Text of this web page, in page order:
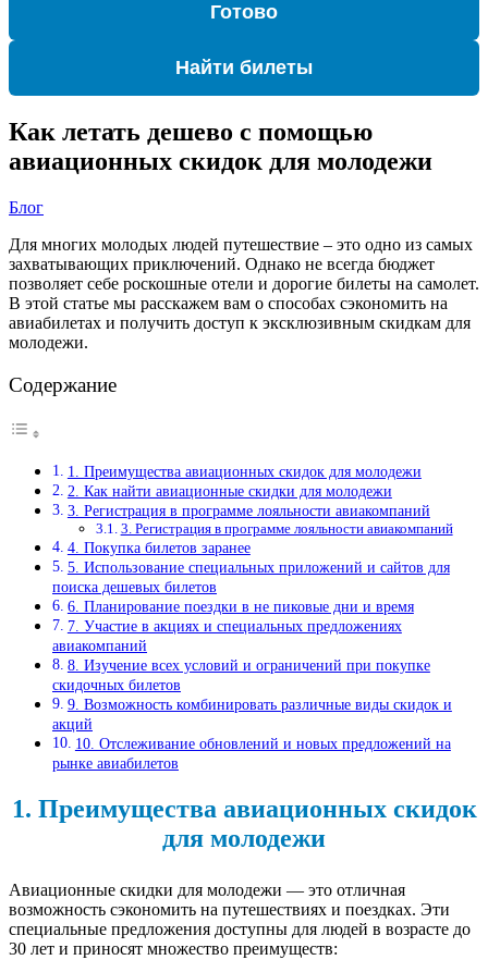
Готово
Найти билеты
Как летать дешево с помощью
авиационных скидок для молодежи
Блог
Для многих молодых людей путешествие – это одно из самых
захватывающих приключений. Однако не всегда бюджет
позволяет себе роскошные отели и дорогие билеты на самолет.
В этой статье мы расскажем вам о способах сэкономить на
авиабилетах и получить доступ к эксклюзивным скидкам для
молодежи.
Содержание
1. Преимущества авиационных скидок для молодежи
2. Как найти авиационные скидки для молодежи
3. Регистрация в программе лояльности авиакомпаний
3. Регистрация в программе лояльности авиакомпаний
4. Покупка билетов заранее
5. Использование специальных приложений и сайтов для
поиска дешевых билетов
6. Планирование поездки в не пиковые дни и время
7. Участие в акциях и специальных предложениях
авиакомпаний
8. Изучение всех условий и ограничений при покупке
скидочных билетов
9. Возможность комбинировать различные виды скидок и
акций
10. Отслеживание обновлений и новых предложений на
рынке авиабилетов
1. Преимущества авиационных скидок
для молодежи
Авиационные скидки для молодежи — это отличная
возможность сэкономить на путешествиях и поездках. Эти
специальные предложения доступны для людей в возрасте до
30 лет и приносят множество преимуществ: